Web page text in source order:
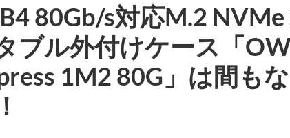
80Gb/s対応M.2 NVMe
ブル外付けケース「
1M2 80G」は間も